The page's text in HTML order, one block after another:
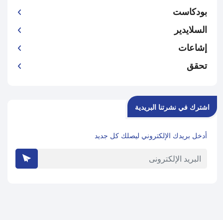
بودكاست
السلايدير
إشاعات
تحقق
اشترك في نشرتنا البريدية
أدخل بريدك الإلكتروني ليصلك كل جديد